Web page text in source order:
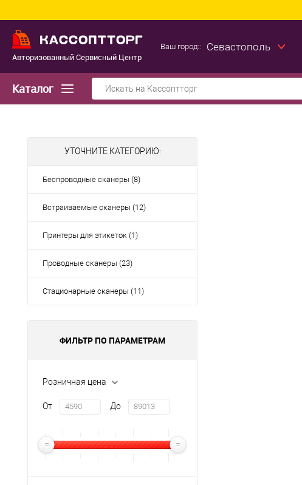
Авторизованный Сервисный Центр
Ваш город:: Севастополь
Каталог
УТОЧНИТЕ КАТЕГОРИЮ:
Беспроводные сканеры (8)
Встраиваемые сканеры (12)
Принтеры для этикеток (1)
Проводные сканеры (23)
Стационарные сканеры (11)
ФИЛЬТР ПО ПАРАМЕТРАМ
Розничная цена
От До